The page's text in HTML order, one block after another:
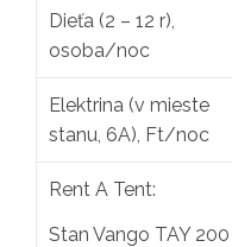
Dieťa (2 – 12 r),
osoba/noc
Elektrina (v mieste
stanu, 6A), Ft/noc
Rent A Tent:
Stan Vango TAY 200